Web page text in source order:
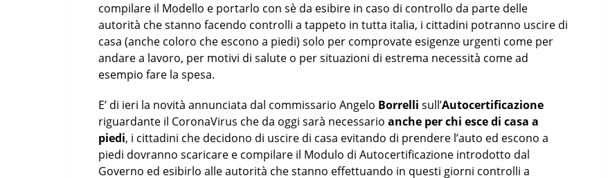
compilare il Modello e portarlo con sè da esibire in caso di controllo da parte delle
autorità che stanno facendo controlli a tappeto in tutta italia, i cittadini potranno uscire di
casa (anche coloro che escono a piedi) solo per comprovate esigenze urgenti come per
andare a lavoro, per motivi di salute o per situazioni di estrema necessità come ad
esempio fare la spesa.
E’ di ieri la novità annunciata dal commissario Angelo Borrelli sull’Autocertificazione
riguardante il CoronaVirus che da oggi sarà necessario anche per chi esce di casa a
piedi, i cittadini che decidono di uscire di casa evitando di prendere l’auto ed escono a
piedi dovranno scaricare e compilare il Modulo di Autocertificazione introdotto dal
Governo ed esibirlo alle autorità che stanno effettuando in questi giorni controlli a